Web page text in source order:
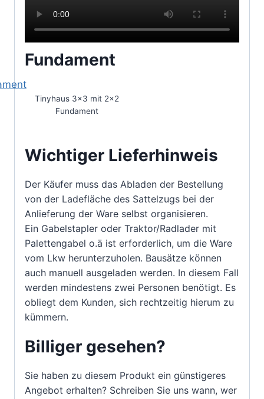
Fundament
Tinyhaus 3×3 mit 2×2
Fundament
Wichtiger Lieferhinweis
Der Käufer muss das Abladen der Bestellung
von der Ladefläche des Sattelzugs bei der
Anlieferung der Ware selbst organisieren.
Ein Gabelstapler oder Traktor/Radlader mit
Palettengabel o.ä ist erforderlich, um die Ware
vom Lkw herunterzuholen. Bausätze können
auch manuell ausgeladen werden. In diesem Fall
werden mindestens zwei Personen benötigt. Es
obliegt dem Kunden, sich rechtzeitig hierum zu
kümmern.
Billiger gesehen?
Sie haben zu diesem Produkt ein günstigeres
Angebot erhalten? Schreiben Sie uns wann, wer